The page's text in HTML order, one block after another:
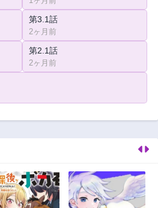
第3.1話
2ヶ月前
第2.1話
2ヶ月前